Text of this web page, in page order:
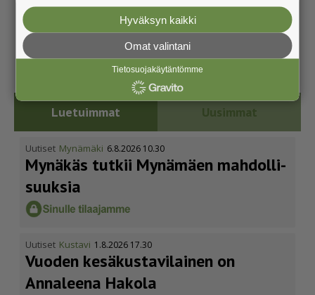
Luetuimmat Uusimmat
Uutiset Mynämäki 6.8.2026 10.30
Mynäkäs tutkii Mynämäen mahdol­li­
suuksia
Uutiset Kustavi 1.8.2026 17.30
Vuoden kesäkus­ta­vi­lainen on
Annaleena Hakola
Hyväksyn kaikki
Omat valintani
Tietosuojakäytäntömme